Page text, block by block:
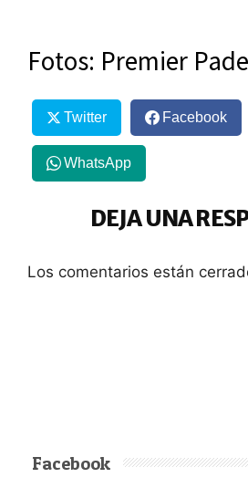
Fotos: Premier
Twitter Facebook
WhatsApp
DEJA UNA
Los comentarios están
Facebook